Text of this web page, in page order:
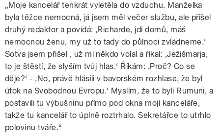
„Moje kancelář tenkrát vyletěla do vzduchu. Manželka
byla těžce nemocná, já jsem měl večer službu, ale přišel
druhý redaktor a povídá: ,Richarde, jdi domů, máš
nemocnou ženu, my už to tady do půlnoci zvládneme.‘
Sotva jsem přišel , už mi někdo volal a říkal: ,Ježišmarja,
to je štěstí, že slyším tvůj hlas.‘ Říkám: ,Proč? Co se
děje?‘ - ,No, právě hlásili v bavorském rozhlase, že byl
útok na Svobodnou Evropu.‘ Myslím, že to byli Rumuni, a
postavili tu výbušninu přímo pod okna mojí kanceláře,
takže tu kancelář to úplně roztrhalo. Sekretářce to utrhlo
polovinu tváře.“